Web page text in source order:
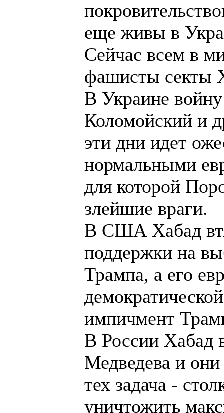
еще живы в
Сейчас всем в
фашисты секты
В Украине войну
Коломойский и
эти дни идет
нормальными
для которой
злейшие враги.
В США Хабад
поддержки на
Трампа, а его
импичмент
В России Хабад
Медведева и
тех задача -
уничтожить